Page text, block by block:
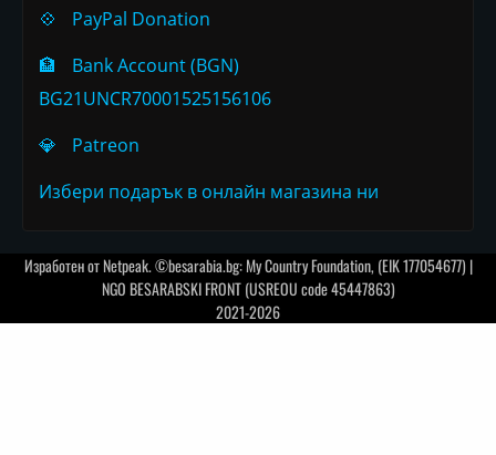
💠
PayPal Donation
🏦
Bank Account (BGN)
BG21UNCR70001525156106
💎
Patreon
Избери подарък в онлайн магазина ни
Изработен отNetpeak. ©besarabia.bg: My Country Foundation, (EIK 177054677) |
NGO BESARABSKI FRONT (USREOU code 45447863)
2021-2026